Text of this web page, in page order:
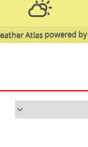
powered by
Atlas